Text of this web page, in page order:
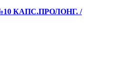
КАПС.ПРОЛОНГ. /